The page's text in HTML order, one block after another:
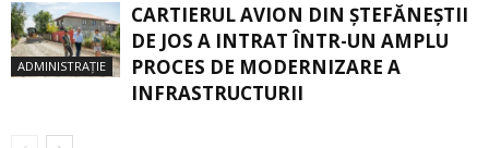
ADMINISTRAȚIE
CARTIERUL AVION DIN ŞTEFĂNEŞTII
DE JOS A INTRAT ÎNTR-UN AMPLU
PROCES DE MODERNIZARE A
INFRASTRUCTURII